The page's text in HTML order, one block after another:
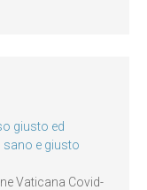
giusto ed
sano e giusto
Vaticana Covid-